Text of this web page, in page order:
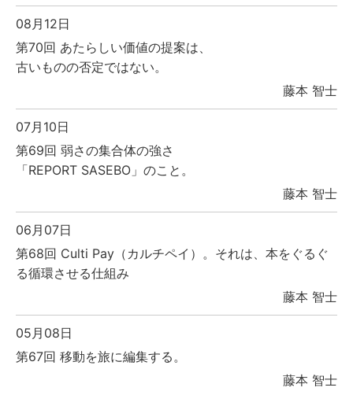
08月12日
第70回 あたらしい価値の提案は、
古いものの否定ではない。
藤本 智士
07月10日
第69回 弱さの集合体の強さ
「REPORT SASEBO」のこと。
藤本 智士
06月07日
第68回 Culti Pay（カルチペイ）。それは、本をぐるぐ
る循環させる仕組み
藤本 智士
05月08日
第67回 移動を旅に編集する。
藤本 智士